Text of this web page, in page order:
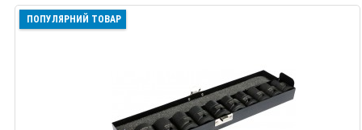
ПОПУЛЯРНИЙ ТОВАР